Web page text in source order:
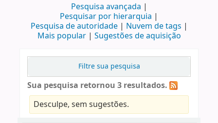
Pesquisa avançada
Pesquisar por hierarquia
Pesquisa de autoridade
Nuvem de tags
Mais popular
Sugestões de aquisição
Filtre sua pesquisa
Sua pesquisa retornou 3 resultados.
Desculpe, sem sugestões.